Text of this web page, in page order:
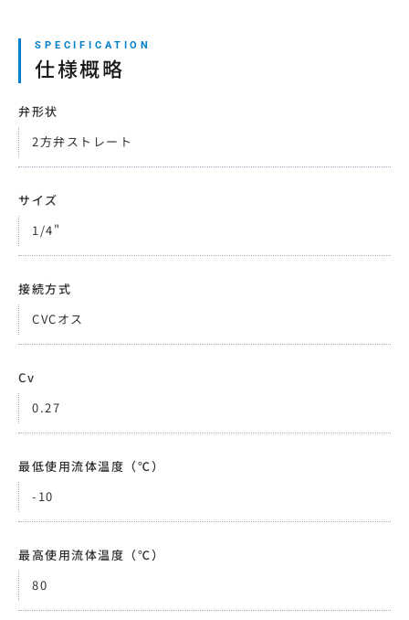
仕様概略
弁形状
2方弁ストレート
サイズ
1/4"
接続方式
CVCオス
Cv
0.27
最低使用流体温度（℃）
-10
最高使用流体温度（℃）
80